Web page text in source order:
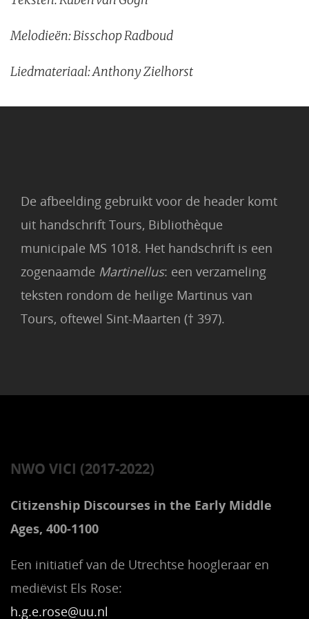
Melodieën: Bisschop Radboud
Liedmateriaal: Anthony Zielhorst
De afbeelding gebruikt voor de header komt
uit handschrift Tours, Bibliothèque
municipale MS 1018. Het handschrift is een
zogenaamde Martinellus: een verzameling
teksten rondom de heilige Martinus van
Tours, oftewel Sint-Maarten († 397).
NWO VICI (2017-2022)
Citizenship Discourses in the Early Middle
Ages, 400-1100
Een initiatief van de Utrechtse hoogleraar en
mediëvist Els Rose:
h.g.e.rose@uu.nl